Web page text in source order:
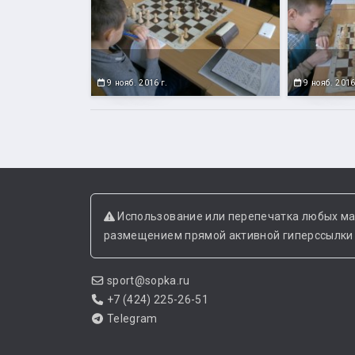
9 нояб. 2016 г. 9 нояб.
Использование или перепечатка любых
размещением прямой активной
sport@sopka.ru
+7 (424) 225-26-51
Telegram